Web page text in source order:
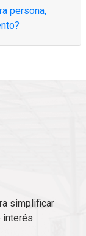
persona,
simplificar